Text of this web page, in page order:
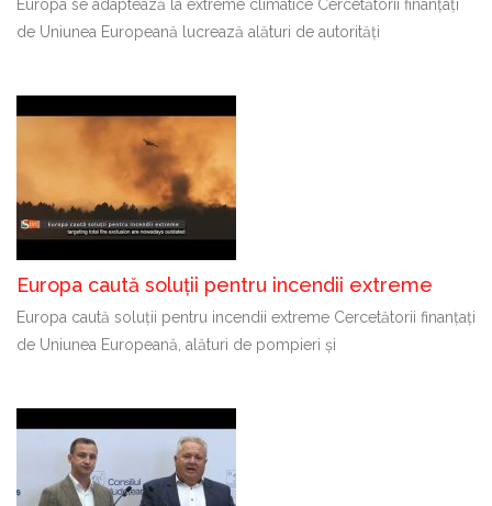
Europa se adaptează la extreme climatice Cercetătorii finanțați
de Uniunea Europeană lucrează alături de autorități
Europa caută soluții pentru incendii extreme
Europa caută soluții pentru incendii extreme Cercetătorii finanțați
de Uniunea Europeană, alături de pompieri și